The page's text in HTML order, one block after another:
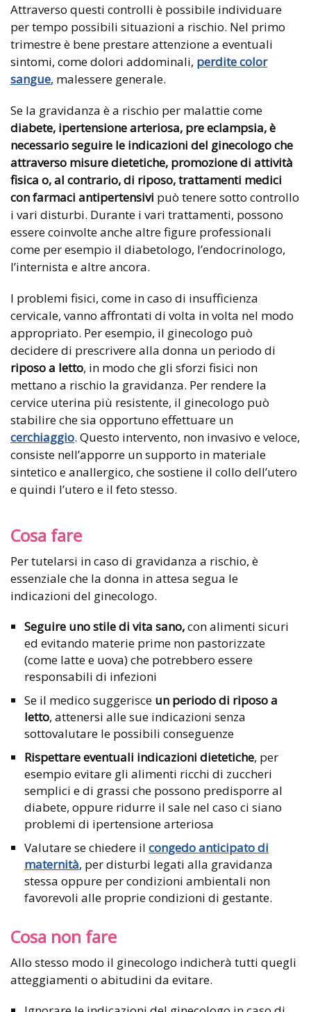
Attraverso questi controlli è possibile individuare
per tempo possibili situazioni a rischio. Nel primo
trimestre è bene prestare attenzione a eventuali
sintomi, come dolori addominali, perdite color
sangue, malessere generale.
Se la gravidanza è a rischio per malattie come
diabete, ipertensione arteriosa, pre eclampsia, è
necessario seguire le indicazioni del ginecologo che
attraverso misure dietetiche, promozione di attività
fisica o, al contrario, di riposo, trattamenti medici
con farmaci antipertensivi può tenere sotto controllo
i vari disturbi. Durante i vari trattamenti, possono
essere coinvolte anche altre figure professionali
come per esempio il diabetologo, l’endocrinologo,
l’internista e altre ancora.
I problemi fisici, come in caso di insufficienza
cervicale, vanno affrontati di volta in volta nel modo
appropriato. Per esempio, il ginecologo può
decidere di prescrivere alla donna un periodo di
riposo a letto, in modo che gli sforzi fisici non
mettano a rischio la gravidanza. Per rendere la
cervice uterina più resistente, il ginecologo può
stabilire che sia opportuno effettuare un
cerchiaggio. Questo intervento, non invasivo e veloce,
consiste nell’apporre un supporto in materiale
sintetico e anallergico, che sostiene il collo dell’utero
e quindi l’utero e il feto stesso.
Cosa fare
Per tutelarsi in caso di gravidanza a rischio, è
essenziale che la donna in attesa segua le
indicazioni del ginecologo.
Seguire uno stile di vita sano,con alimenti sicuri
ed evitando materie prime non pastorizzate
(come latte e uova) che potrebbero essere
responsabili di infezioni
Se il medico suggerisce un periodo di riposo a
letto, attenersi alle sue indicazioni senza
sottovalutare le possibili conseguenze
Rispettare eventuali indicazioni dietetiche, per
esempio evitare gli alimenti ricchi di zuccheri
semplici e di grassi che possono predisporre al
diabete, oppure ridurre il sale nel caso ci siano
problemi di ipertensione arteriosa
Valutare se chiedere il congedo anticipato di
maternità, per disturbi legati alla gravidanza
stessa oppure per condizioni ambientali non
favorevoli alle proprie condizioni di gestante.
Cosa non fare
Allo stesso modo il ginecologo indicherà tutti quegli
atteggiamenti o abitudini da evitare.